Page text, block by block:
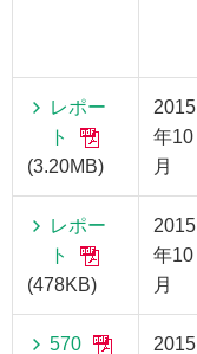
レポー
ト
(3.20MB)
2015
年10
月
レポー
ト
(478KB)
2015
年10
月
570
2015